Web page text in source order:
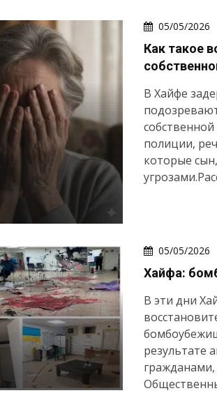
05/05/2026
Как такое
В Хайфе
полиции,
которые
05/05/2026
Хайфа:
В эти дни
результате